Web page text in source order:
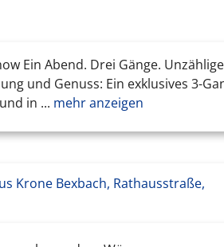
Ein Abend. Drei Gänge. Unzählige
und Genuss: Ein exklusives 3-
in ... mehr anzeigen
Krone Bexbach, Rathausstraße,